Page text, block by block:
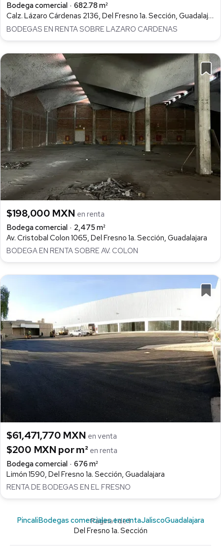
Bodega comercial
682.78 m²
Calz. Lázaro Cárdenas 2136, Del Fresno 1a. Sección, Guadalajara
BODEGAS EN RENTA SOBRE LAZARO CARDENAS
$198,000 MXN en renta
Bodega comercial
2,475 m²
Av. Cristobal Colon 1065, Del Fresno 1a. Sección, Guadalajara
BODEGA EN RENTA SOBRE AV. COLON
$61,471,770 MXN en venta
$200 MXN por m² en renta
Bodega comercial
676 m²
Limón 1590, Del Fresno 1a. Sección, Guadalajara
RENTA DE BODEGAS EN EL FRESNO
Página 1 de 1
PincaliBodegas comerciales en rentaJaliscoGuadalajara
Del Fresno 1a. Sección